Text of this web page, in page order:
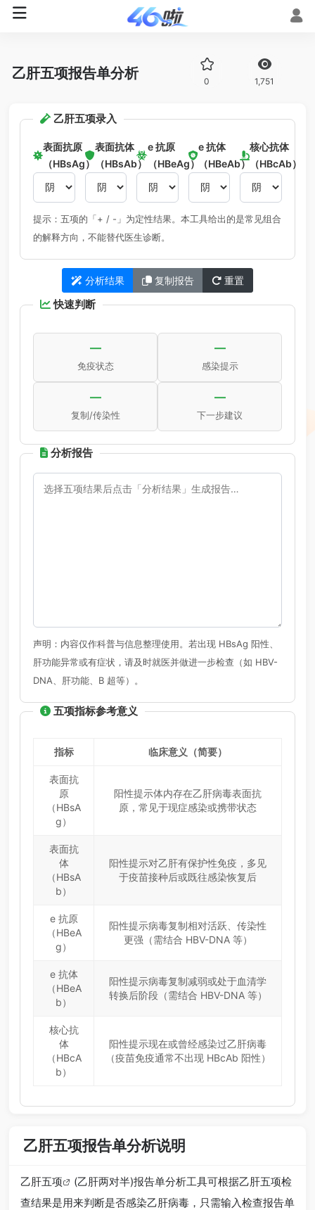
乙肝五项报告单分析 0 1,751
乙肝五项录入
表面抗原
（HBsAg）
表面抗体
（HBsAb）
e 抗原
（HBeAg）
e 抗体
（HBeAb）
核心抗体
（HBcAb）
提示：五项的「+ / -」为定性结果。本工具给出的是常见组合
的解释方向，不能替代医生诊断。
分析结果 复制报告 重置
快速判断
—
免疫状态
—
感染提示
—
复制/传染性
—
下一步建议
分析报告
声明：内容仅作科普与信息整理使用。若出现 HBsAg 阳性、
肝功能异常或有症状，请及时就医并做进一步检查（如 HBV-
DNA、肝功能、B 超等）。
五项指标参考意义
指标 临床意义（简要）
表面抗
原
（HBsA
g）
阳性提示体内存在乙肝病毒表面抗
原，常见于现症感染或携带状态
表面抗
体
（HBsA
b）
阳性提示对乙肝有保护性免疫，多见
于疫苗接种后或既往感染恢复后
e 抗原
（HBeA
g）
阳性提示病毒复制相对活跃、传染性
更强（需结合 HBV-DNA 等）
e 抗体
（HBeA
b）
阳性提示病毒复制减弱或处于血清学
转换后阶段（需结合 HBV-DNA 等）
核心抗
体
（HBcA
b）
阳性提示现在或曾经感染过乙肝病毒
（疫苗免疫通常不出现 HBcAb 阳性）
乙肝五项报告单分析说明
乙肝五项
(乙肝两对半)报告单分析工具可根据乙肝五项检
查结果是用来判断是否感染乙肝病毒，只需输入检查报告单